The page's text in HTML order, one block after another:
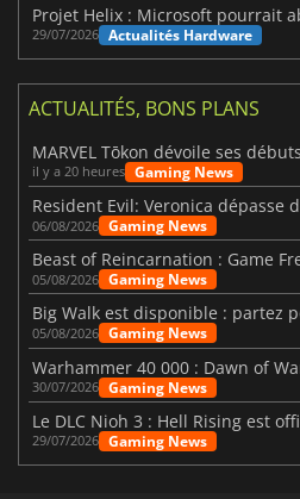
Projet Helix : Microsoft pourrait
29/07/2026 Actualités Hardware
ACTUALITÉS, BONS PLANS
il y a 20 heures Gaming News
06/08/2026 Gaming News
05/08/2026 Gaming News
05/08/2026 Gaming News
30/07/2026 Gaming News
29/07/2026 Gaming News